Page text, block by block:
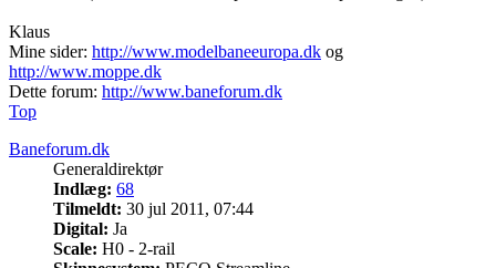
Klaus
Mine sider: http://www.modelbaneeuropa.dk og
http://www.moppe.dk
Dette forum: http://www.baneforum.dk
Top
Baneforum.dk
Generaldirektør
Indlæg: 68
Tilmeldt: 30 jul 2011, 07:44
Digital: Ja
Scale: H0 - 2-rail